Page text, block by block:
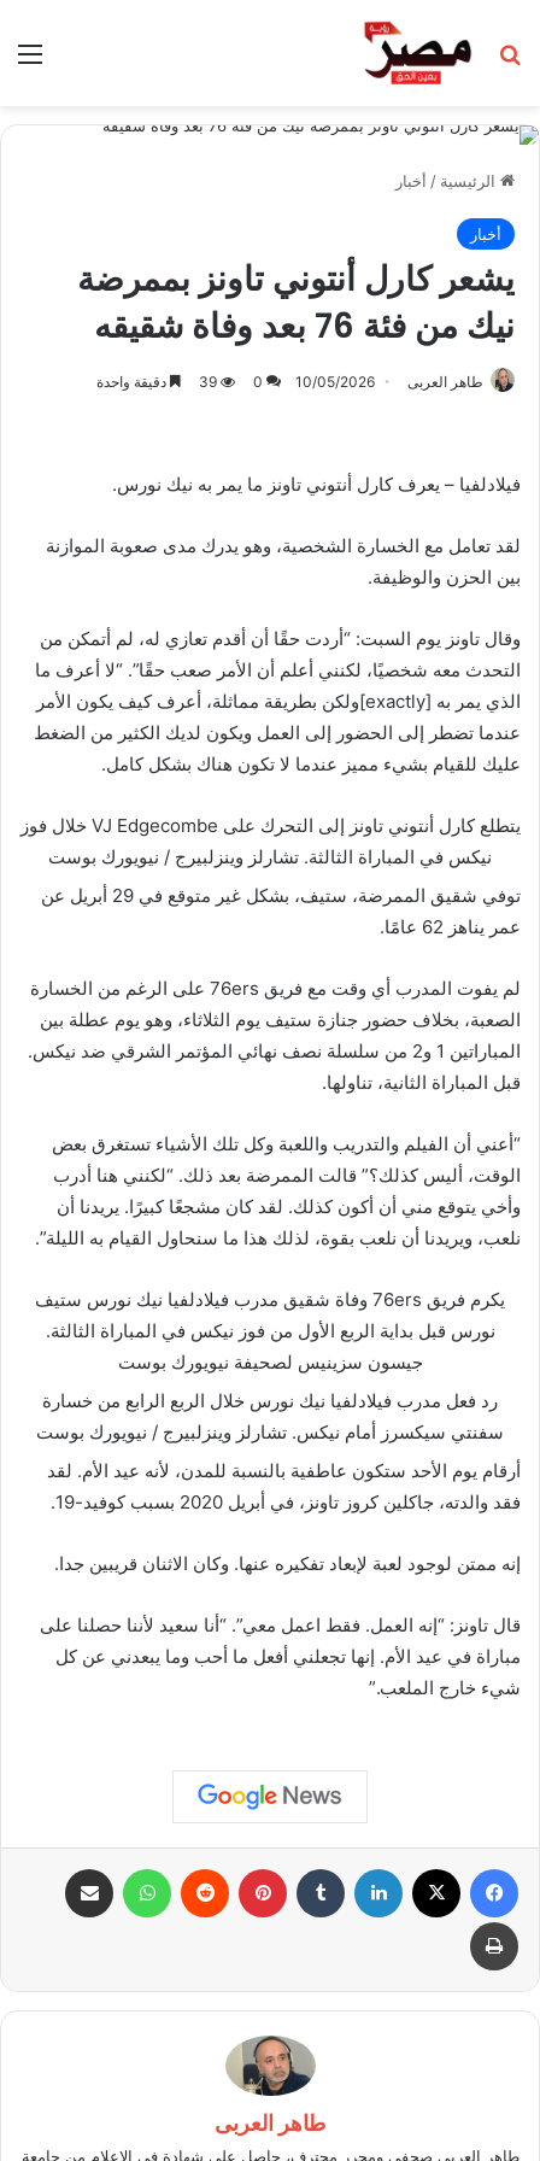
بحث عن
الرئيسية / أخبار
أخبار
يشعر كارل أنتوني تاونز بممرضة
نيك من فئة 76 بعد وفاة شقيقه
طاهر العربى 10/05/2026
0
39 دقيقة واحدة
فيلادلفيا – يعرف كارل أنتوني تاونز ما يمر به نيك نورس.
لقد تعامل مع الخسارة الشخصية، وهو يدرك مدى صعوبة الموازنة
بين الحزن والوظيفة.
وقال تاونز يوم السبت: “أردت حقًا أن أقدم تعازي له، لم أتمكن من
التحدث معه شخصيًا، لكنني أعلم أن الأمر صعب حقًا”. “لا أعرف ما
الذي يمر به [exactly]ولكن بطريقة مماثلة، أعرف كيف يكون الأمر
عندما تضطر إلى الحضور إلى العمل ويكون لديك الكثير من الضغط
عليك للقيام بشيء مميز عندما لا تكون هناك بشكل كامل.
يتطلع كارل أنتوني تاونز إلى التحرك على VJ Edgecombe خلال فوز
نيكس في المباراة الثالثة. تشارلز وينزلبيرج / نيويورك بوست
توفي شقيق الممرضة، ستيف، بشكل غير متوقع في 29 أبريل عن
عمر يناهز 62 عامًا.
لم يفوت المدرب أي وقت مع فريق 76ers على الرغم من الخسارة
الصعبة، بخلاف حضور جنازة ستيف يوم الثلاثاء، وهو يوم عطلة بين
المباراتين 1 و2 من سلسلة نصف نهائي المؤتمر الشرقي ضد نيكس.
قبل المباراة الثانية، تناولها.
“أعني أن الفيلم والتدريب واللعبة وكل تلك الأشياء تستغرق بعض
الوقت، أليس كذلك؟” قالت الممرضة بعد ذلك. “لكنني هنا أدرب
وأخي يتوقع مني أن أكون كذلك. لقد كان مشجعًا كبيرًا. يريدنا أن
نلعب، ويريدنا أن نلعب بقوة، لذلك هذا ما سنحاول القيام به الليلة”.
يكرم فريق 76ers وفاة شقيق مدرب فيلادلفيا نيك نورس ستيف
نورس قبل بداية الربع الأول من فوز نيكس في المباراة الثالثة.
جيسون سزينيس لصحيفة نيويورك بوست
رد فعل مدرب فيلادلفيا نيك نورس خلال الربع الرابع من خسارة
سفنتي سيكسرز أمام نيكس. تشارلز وينزلبيرج / نيويورك بوست
أرقام يوم الأحد ستكون عاطفية بالنسبة للمدن، لأنه عيد الأم. لقد
فقد والدته، جاكلين كروز تاونز، في أبريل 2020 بسبب كوفيد-19.
إنه ممتن لوجود لعبة لإبعاد تفكيره عنها. وكان الاثنان قريبين جدا.
قال تاونز: “إنه العمل. فقط اعمل معي”. “أنا سعيد لأننا حصلنا على
مباراة في عيد الأم. إنها تجعلني أفعل ما أحب وما يبعدني عن كل
شيء خارج الملعب.”
فيسبوك لينكدإن بينتيريست واتساب
طباعة
طاهر العربى
طاهر العربي صحفي ومحرر محترف، حاصل على شهادة في الإعلام من جامعة